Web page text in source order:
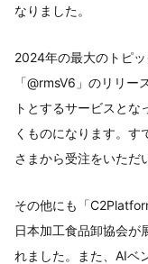
なりました。
2024年の最大のトピ
「@rmsV6」のリリ
トとするサービスと
くものになります。
さまから受注をいただ
その他にも「
日本加工食品卸協会が
れました。また、AIベ